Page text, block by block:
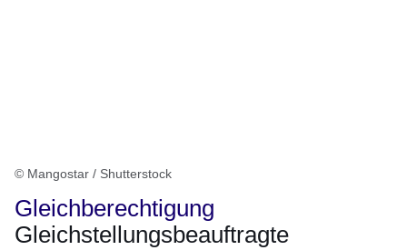
© Mangostar / Shutterstock
Gleichberechtigung
Gleichstellungsbeauftragte